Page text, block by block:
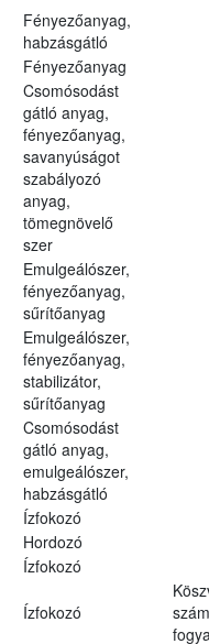
Fényezőanyag,
habzásgátló
Fényezőanyag
Csomósodást
gátló anyag,
fényezőanyag,
savanyúságot
szabályozó
anyag,
tömegnövelő
szer
Emulgeálószer,
fényezőanyag,
sűrítőanyag
Emulgeálószer,
fényezőanyag,
stabilizátor,
sűrítőanyag
Csomósodást
gátló anyag,
emulgeálószer,
habzásgátló
Ízfokozó
Hordozó
Ízfokozó
Ízfokozó